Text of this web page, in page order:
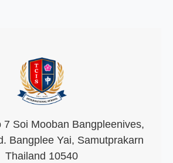
7 Soi Mooban Bangpleenives,
Bangplee Yai, Samutprakarn
Thailand 10540